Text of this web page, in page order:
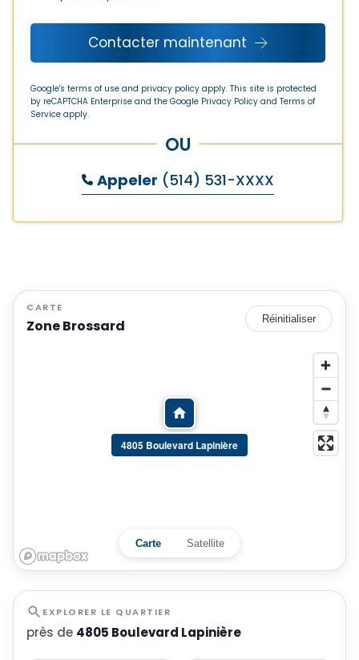
Contacter maintenant
Google's terms of use and privacy policy apply. This site is protected
by reCAPTCHA Enterprise and the Google Privacy Policy and Terms of
Service apply.
OU
Appeler (514) 531-XXXX
CARTE
Zone Brossard Réinitialiser
4805 Boulevard Lapinière
Carte Satellite
EXPLORER LE QUARTIER
près de 4805 Boulevard Lapinière